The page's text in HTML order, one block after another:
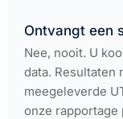
Ontvangt een
Nee, nooit. U
data. Resultaten
meegeleverde
onze rapportage